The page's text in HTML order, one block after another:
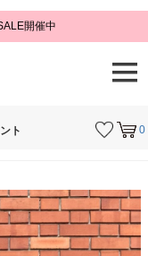
開催中
0
ト